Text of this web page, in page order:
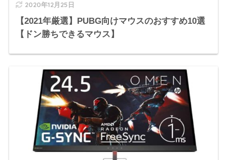
2020年12月25日
【2021年厳選】PUBG向けマウスのおすすめ10選
【ドン勝ちできるマウス】